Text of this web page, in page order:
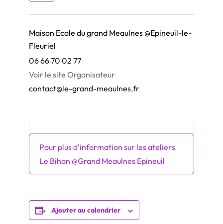
Maison Ecole du grand Meaulnes @Epineuil-le-
Fleuriel
06 66 70 02 77
Voir le site Organisateur
contact@le-grand-meaulnes.fr
Pour plus d'information sur les ateliers
Le Bihan @Grand Meaulnes Epineuil
Ajouter au calendrier